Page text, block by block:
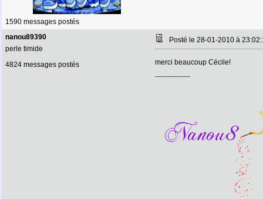
1590 messages postés
nanou89390
perle timide
4824 messages postés
Posté le 28-01-2010 à
merci beaucoup Cécile!
--------------------